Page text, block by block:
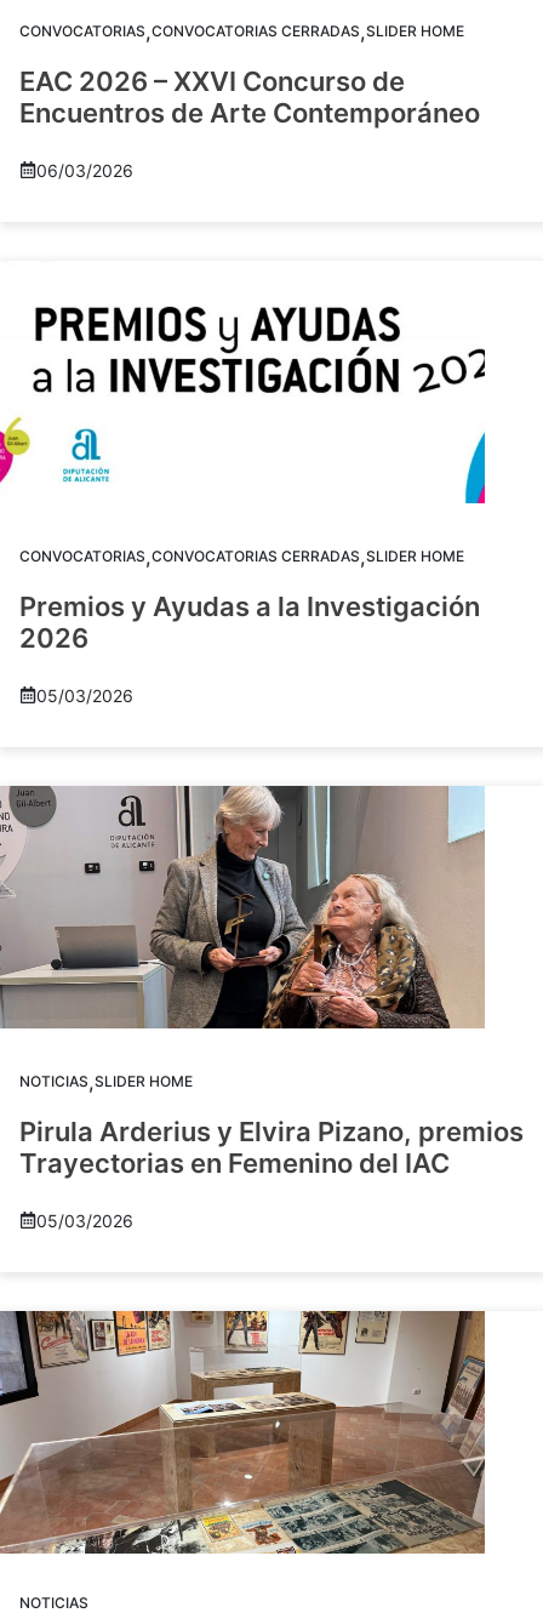
CONVOCATORIAS,CONVOCATORIAS CERRADAS,SLIDER HOME
EAC 2026 – XXVI Concurso de
Encuentros de Arte Contemporáneo
06/03/2026
CONVOCATORIAS,CONVOCATORIAS CERRADAS,SLIDER HOME
Premios y Ayudas a la Investigación
2026
05/03/2026
NOTICIAS,SLIDER HOME
Pirula Arderius y Elvira Pizano, premios
Trayectorias en Femenino del IAC
05/03/2026
NOTICIAS